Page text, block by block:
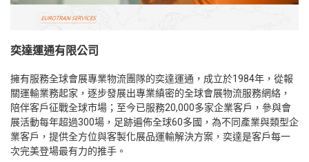
奕達運通有限公司
擁有服務全球會展專業物流團隊的奕達運通，成立於1984年，從報
關運輸業務起家，逐步發展出專業縝密的全球會展物流服務網絡，
陪伴客戶征戰全球市場；至今已服務20,000多家企業客戶，參與會
展活動每年超過300場，足跡遍佈全球60多國，為不同產業與類型企
業客戶，提供全方位與客製化展品運輸解決方案，奕達是客戶每一
次完美登場最有力的推手。